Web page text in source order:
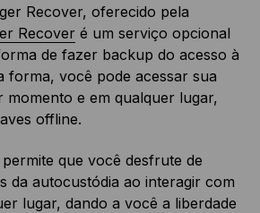
Recover, oferecido pela
Recover é um serviço opcional
de fazer backup do acesso à
forma, você pode acessar sua
momento e em qualquer lugar,
offline.
que você desfrute de
da autocustódia ao interagir com
lugar, dando a você a liberdade